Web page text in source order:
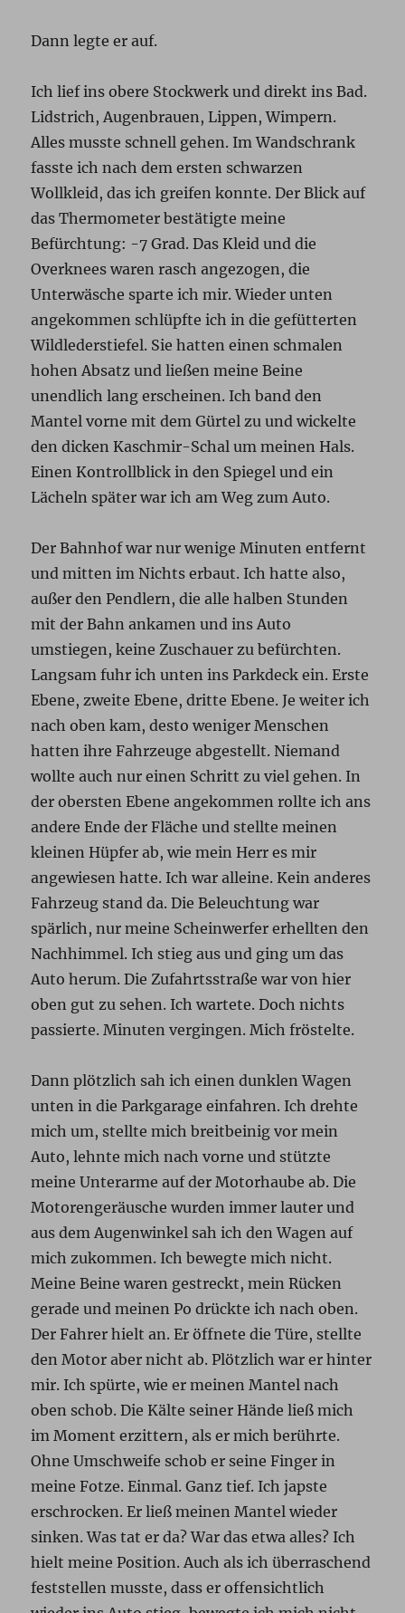
Dann legte er auf.
Ich lief ins obere Stockwerk und direkt ins Bad.
Lidstrich, Augenbrauen, Lippen, Wimpern.
Alles musste schnell gehen. Im Wandschrank
fasste ich nach dem ersten schwarzen
Wollkleid, das ich greifen konnte. Der Blick auf
das Thermometer bestätigte meine
Befürchtung: -7 Grad. Das Kleid und die
Overknees waren rasch angezogen, die
Unterwäsche sparte ich mir. Wieder unten
angekommen schlüpfte ich in die gefütterten
Wildlederstiefel. Sie hatten einen schmalen
hohen Absatz und ließen meine Beine
unendlich lang erscheinen. Ich band den
Mantel vorne mit dem Gürtel zu und wickelte
den dicken Kaschmir-Schal um meinen Hals.
Einen Kontrollblick in den Spiegel und ein
Lächeln später war ich am Weg zum Auto.
Der Bahnhof war nur wenige Minuten entfernt
und mitten im Nichts erbaut. Ich hatte also,
außer den Pendlern, die alle halben Stunden
mit der Bahn ankamen und ins Auto
umstiegen, keine Zuschauer zu befürchten.
Langsam fuhr ich unten ins Parkdeck ein. Erste
Ebene, zweite Ebene, dritte Ebene. Je weiter ich
nach oben kam, desto weniger Menschen
hatten ihre Fahrzeuge abgestellt. Niemand
wollte auch nur einen Schritt zu viel gehen. In
der obersten Ebene angekommen rollte ich ans
andere Ende der Fläche und stellte meinen
kleinen Hüpfer ab, wie mein Herr es mir
angewiesen hatte. Ich war alleine. Kein anderes
Fahrzeug stand da. Die Beleuchtung war
spärlich, nur meine Scheinwerfer erhellten den
Nachhimmel. Ich stieg aus und ging um das
Auto herum. Die Zufahrtsstraße war von hier
oben gut zu sehen. Ich wartete. Doch nichts
passierte. Minuten vergingen. Mich fröstelte.
Dann plötzlich sah ich einen dunklen Wagen
unten in die Parkgarage einfahren. Ich drehte
mich um, stellte mich breitbeinig vor mein
Auto, lehnte mich nach vorne und stützte
meine Unterarme auf der Motorhaube ab. Die
Motorengeräusche wurden immer lauter und
aus dem Augenwinkel sah ich den Wagen auf
mich zukommen. Ich bewegte mich nicht.
Meine Beine waren gestreckt, mein Rücken
gerade und meinen Po drückte ich nach oben.
Der Fahrer hielt an. Er öffnete die Türe, stellte
den Motor aber nicht ab. Plötzlich war er hinter
mir. Ich spürte, wie er meinen Mantel nach
oben schob. Die Kälte seiner Hände ließ mich
im Moment erzittern, als er mich berührte.
Ohne Umschweife schob er seine Finger in
meine Fotze. Einmal. Ganz tief. Ich japste
erschrocken. Er ließ meinen Mantel wieder
sinken. Was tat er da? War das etwa alles? Ich
hielt meine Position. Auch als ich überraschend
feststellen musste, dass er offensichtlich